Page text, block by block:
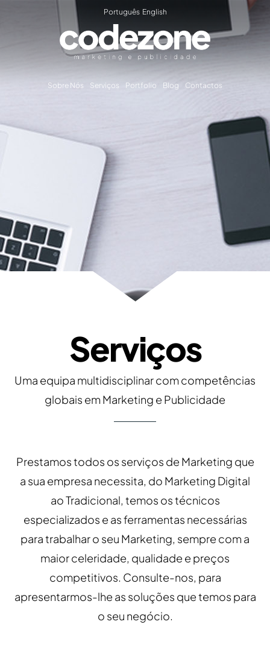
Sobre Nós Serviços Portfolio Blog Contactos
Português English
Serviços
Uma equipa multidisciplinar com competências
globais em Marketing e Publicidade
Prestamos todos os serviços de Marketing que
a sua empresa necessita, do Marketing Digital
ao Tradicional, temos os técnicos
especializados e as ferramentas necessárias
para trabalhar o seu Marketing, sempre com a
maior celeridade, qualidade e preços
competitivos. Consulte-nos, para
apresentarmos-lhe as soluções que temos para
o seu negócio.